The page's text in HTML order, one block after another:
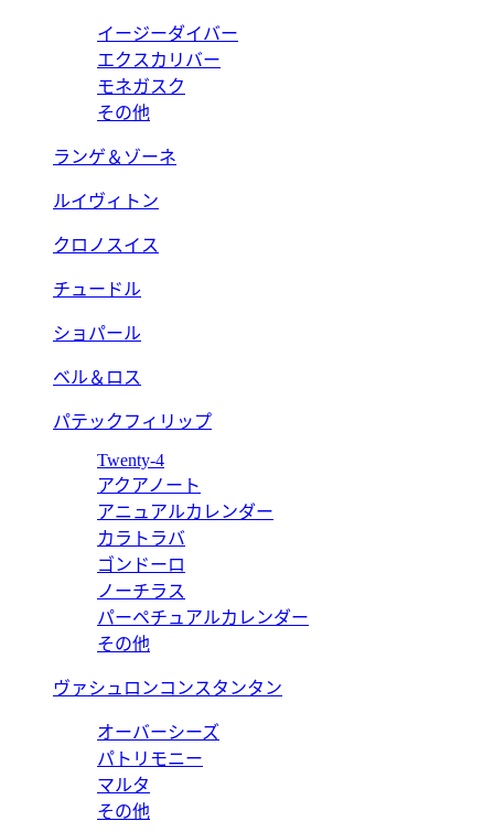
イージーダイバー
エクスカリバー
モネガスク
その他
ランゲ＆ゾーネ
ルイヴィトン
クロノスイス
チュードル
ショパール
ベル＆ロス
パテックフィリップ
Twenty-4
アクアノート
アニュアルカレンダー
カラトラバ
ゴンドーロ
ノーチラス
パーペチュアルカレンダー
その他
ヴァシュロンコンスタンタン
オーバーシーズ
パトリモニー
マルタ
その他